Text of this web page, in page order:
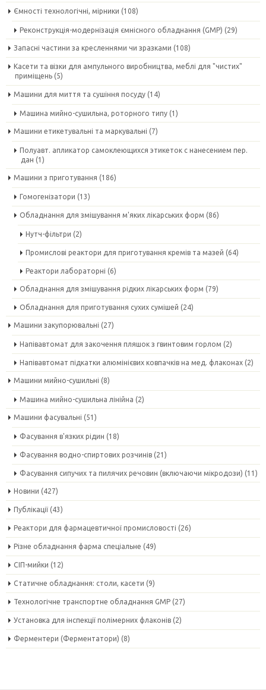
Ємності технологічні, мірники (108)
Реконструкція-модернізація ємнісного обладнання (GMP) (29)
Запасні частини за кресленнями чи зразками (108)
Касети та візки для ампульного виробництва, меблі для "чистих"
приміщень (5)
Машини для миття та сушіння посуду (14)
Машина мийно-сушильна, роторного типу (1)
Машини етикетувальні та маркувальні (7)
Полуавт. апликатор самоклеющихся этикеток с нанесением пер.
дан (1)
Машини з приготування (186)
Гомогенізатори (13)
Обладнання для змішування м'яких лікарських форм (86)
Нутч-фільтри (2)
Промислові реактори для приготування кремів та мазей (64)
Реактори лабораторні (6)
Обладнання для змішування рідких лікарських форм (79)
Обладнання для приготування сухих сумішей (24)
Машини закупорювальні (27)
Напівавтомат для закочення пляшок з гвинтовим горлом (2)
Напівавтомат підкатки алюмінієвих ковпачків на мед. флаконах (2)
Машини мийно-сушильні (8)
Машина мийно-сушильна лінійна (2)
Машини фасувальні (51)
Фасування в'язких рідин (18)
Фасування водно-спиртових розчинів (21)
Фасування сипучих та пилячих речовин (включаючи мікродози) (11)
Новини (427)
Публікації (43)
Реактори для фармацевтичної промисловості (26)
Різне обладнання фарма спеціальне (49)
СІП-мийки (12)
Статичне обладнання: столи, касети (9)
Технологічне транспортне обладнання GMP (27)
Установка для інспекції полімерних флаконів (2)
Ферментери (Ферментатори) (8)